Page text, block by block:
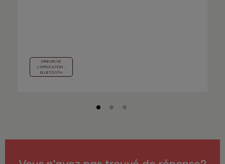
ERREURS DE
L'APPLICATION -
BLUETOOTH